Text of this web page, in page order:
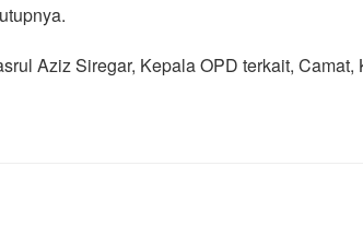
Aziz Siregar, Kepala OPD terkait,